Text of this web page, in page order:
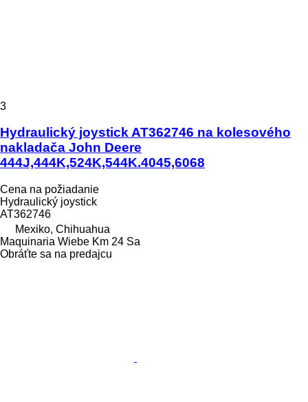
3
Hydraulický joystick AT362746 na kolesového
nakladača John Deere
444J,444K,524K,544K.4045,6068
Cena na požiadanie
Hydraulický joystick
AT362746
Mexiko, Chihuahua
Maquinaria Wiebe Km 24 Sa
Obráťte sa na predajcu